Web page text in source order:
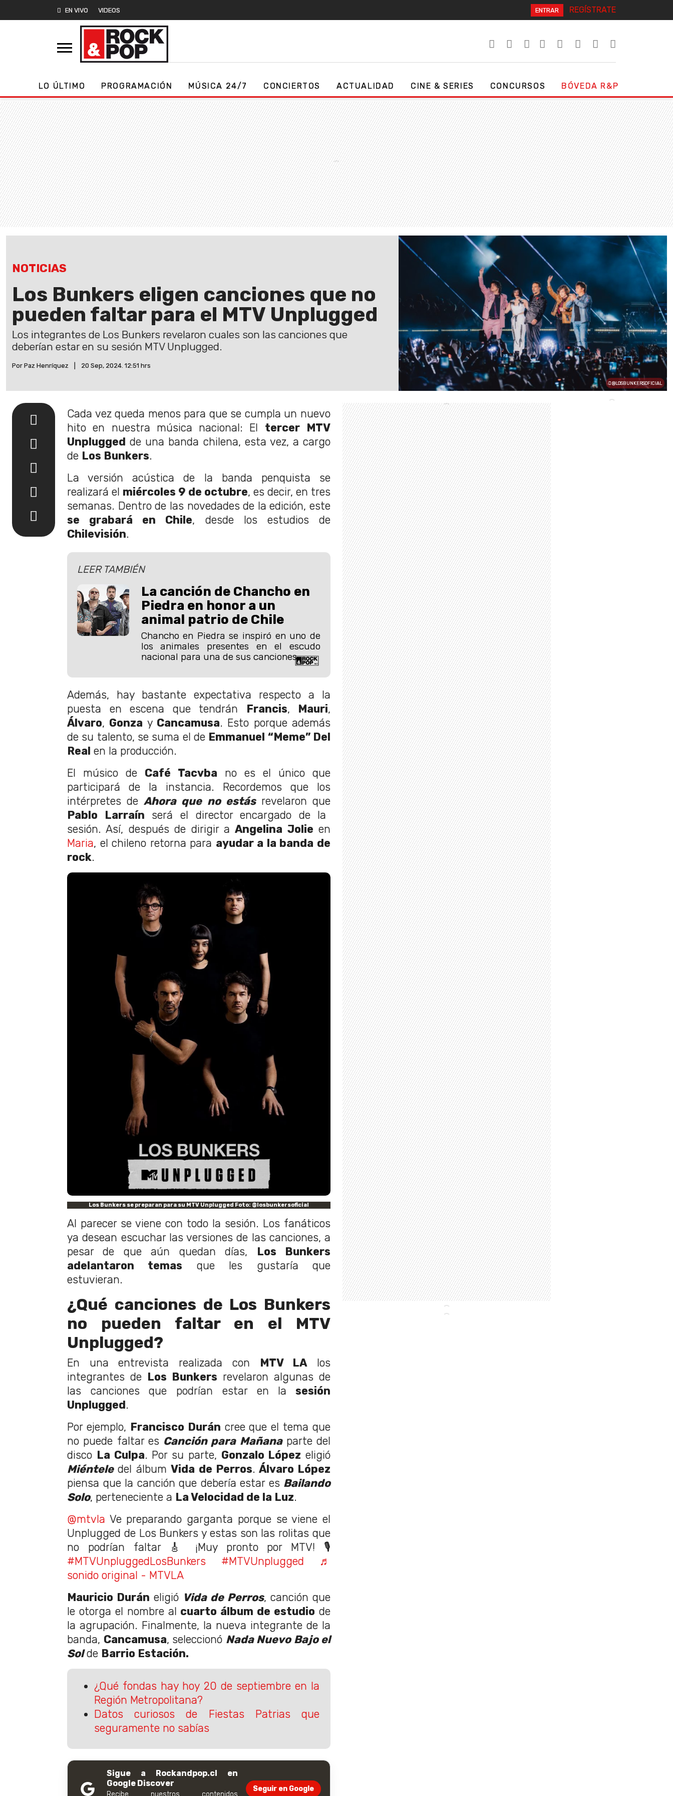
EN VIVO VIDEOS ENTRAR REGÍSTRATE
LO ÚLTIMO PROGRAMACIÓN MÚSICA 24/7 CONCIERTOS ACTUALIDAD CINE & SERIES CONCURSOS BÓVEDA R&P
NOTICIAS
Los Bunkers eligen canciones que no
pueden faltar para el MTV Unplugged
Los integrantes de Los Bunkers revelaron cuales son las canciones que
deberían estar en su sesión MTV Unplugged.
Por Paz Henríquez 20 Sep, 2024. 12:51 hrs
@LOSBUNKERSOFICIAL
Cada vez queda menos para que se cumpla un nuevo
hito en nuestra música nacional: El tercer
MTV
Unplugged de una banda chilena, esta vez, a cargo
de Los Bunkers.
La versión acústica de la banda penquista se
realizará el miércoles 9 de octubre, es decir, en tres
semanas. Dentro de las novedades de la edición, este
se grabará en Chile, desde los estudios de
Chilevisión.
LEER TAMBIÉN
La canción de Chancho en
Piedra en honor a un
animal patrio de Chile
Chancho en Piedra se inspiró en uno de
los animales presentes en el escudo
nacional para una de sus canciones.
Además, hay bastante expectativa respecto a la
puesta en escena que tendrán Francis, Mauri,
Álvaro, Gonza y Cancamusa. Esto porque además
de su talento, se suma el de Emmanuel “Meme” Del
Real en la producción.
El músico de Café Tacvba no es el único que
participará de la instancia. Recordemos que los
intérpretes deAhora que no estásrevelaron que
Pablo Larraín será el director encargado de la
sesión. Así, después de dirigir aAngelina Jolie en
Maria, el chileno retorna para ayudar a la banda de
rock.
Los Bunkers se preparan para su MTV Unplugged Foto: @losbunkersoficial
Al parecer se viene con todo la sesión. Los fanáticos
ya desean escuchar las versiones de las canciones, a
pesar de que aún quedan días, Los Bunkers
adelantaron temas que les gustaría que
estuvieran.
¿Qué canciones de Los Bunkers
no pueden faltar en el MTV
Unplugged?
En una entrevista realizada con MTV LA los
integrantes de Los Bunkers revelaron algunas de
las canciones que podrían estar en la sesión
Unplugged.
Por ejemplo, Francisco Durán cree que el tema que
no puede faltar es Canción para Mañana parte del
disco La Culpa. Por su parte, Gonzalo López eligió
Miénteledel álbumVida de Perros. Álvaro López
piensa que la canción que debería estar es Bailando
Solo, perteneciente a La Velocidad de la Luz.
@mtvla Ve preparando garganta porque se viene el
Unplugged de Los Bunkers y estas son las rolitas que
no podrían faltar 🎸 ¡Muy pronto por MTV! 🎙
#MTVUnpluggedLosBunkers
#MTVUnplugged
♬
sonido original - MTVLA
Mauricio Durán eligió Vida de Perros, canción que
le otorga el nombre al cuarto álbum de estudio de
la agrupación. Finalmente, la nueva integrante de la
banda, Cancamusa, seleccionó Nada Nuevo Bajo el
Solde Barrio Estación.
¿Qué fondas hay hoy 20 de septiembre en la
Región Metropolitana?
Datos curiosos de Fiestas Patrias que
seguramente no sabías
Sigue a Rockandpop.cl en
Google Discover
Recibe nuestros contenidos
Seguir en Google